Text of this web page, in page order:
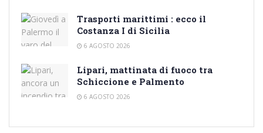
Trasporti marittimi : ecco il
Costanza I di Sicilia
6 AGOSTO 2026
Lipari, mattinata di fuoco tra
Schiccione e Palmento
6 AGOSTO 2026